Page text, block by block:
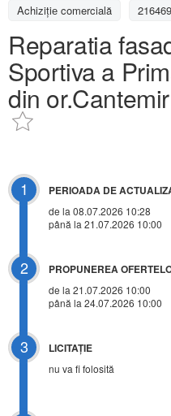
Achizițiе comercială
Reparatia
Sportiva a
din or.Cantemir
1 PERIOADA DE
de la 08.07.2026 10:28
până la 21.07.2026 10:00
2 PROPUNEREA
de la 21.07.2026 10:00
până la 24.07.2026 10:00
3 LICITAŢIE
nu va fi folosită